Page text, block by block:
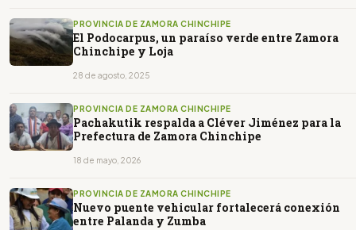
PROVINCIA DE ZAMORA CHINCHIPE
El Podocarpus, un paraíso verde entre Zamora
Chinchipe y Loja
28 de agosto, 2025
PROVINCIA DE ZAMORA CHINCHIPE
Pachakutik respalda a Cléver Jiménez para la
Prefectura de Zamora Chinchipe
18 de mayo, 2026
PROVINCIA DE ZAMORA CHINCHIPE
Nuevo puente vehicular fortalecerá conexión
entre Palanda y Zumba